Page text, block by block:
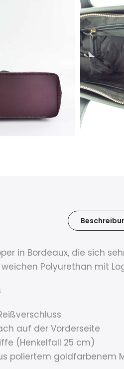
in Bordeaux, die sich
Polyurethan mit
auf der Vorderseite
(Henkelfall 25 cm)
poliertem goldfarbenem